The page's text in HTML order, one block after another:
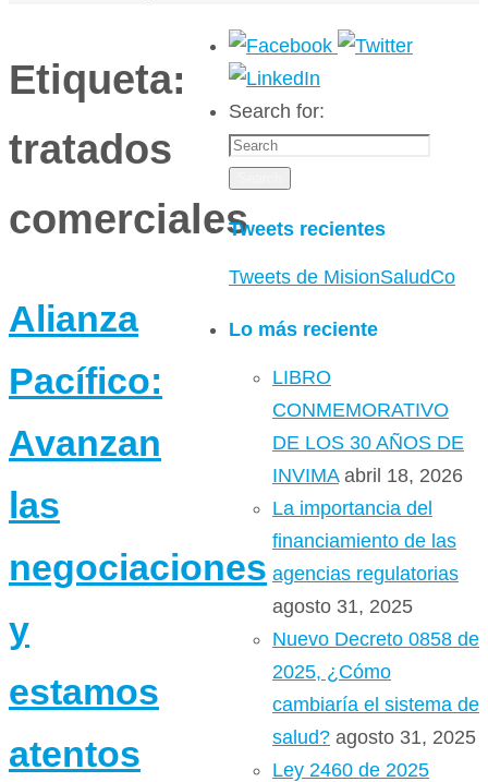
Etiqueta:
tratados
comerciales
Alianza
Pacífico:
Avanzan
las
negociaciones
y
estamos
atentos
Search for:
Tweets recientes
Tweets de MisionSaludCo
Lo más reciente
LIBRO
CONMEMORATIVO
DE LOS 30 AÑOS DE
INVIMA abril 18, 2026
La importancia del
financiamiento de las
agencias regulatorias
agosto 31, 2025
Nuevo Decreto 0858 de
2025, ¿Cómo
cambiaría el sistema de
salud? agosto 31, 2025
Ley 2460 de 2025